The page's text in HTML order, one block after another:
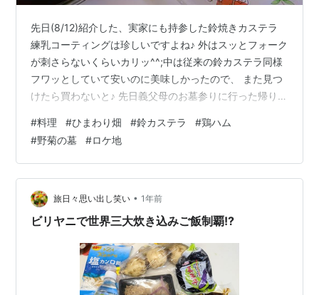
先日(8/12)紹介した、実家にも持参した鈴焼きカステラ
練乳コーティングは珍しいですよね♪ 外はスッとフォーク
が刺さらないくらいカリッ^^;中は従来の鈴カステラ同様
フワッとしていて安いのに美味しかったので、 また見つ
けたら買わないと♪ 先日義父母のお墓参りに行った帰りに
いですか～(＠_＠;) 道を挟んで建っているのが その昔、
🎥野菊の墓のロケで使われた御屋敷（蔵）らしいです!?
松田聖子さんの映画デビュー作、1981年8月8日公開とい
うことは…44年前😲 道を進みくるっと反対側に回ってみ
ました 向日葵は太陽を追って向きをかえながら成長する
の…
#料理 #ひまわり畑 #鈴カステラ #鶏ハム
#野菊の墓 #ロケ地
旅日々思い出し笑い • 1年前
ビリヤニで世界三大炊き込みご飯制覇!?